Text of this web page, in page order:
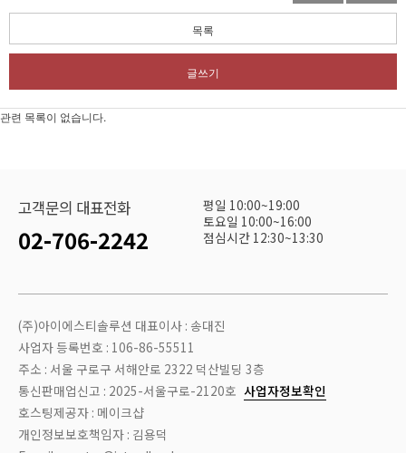
목록
글쓰기
관련 목록이 없습니다.
고객문의 대표전화
02-706-2242
평일 10:00~19:00
토요일 10:00~16:00
점심시간 12:30~13:30
(주)아이에스티솔루션 대표이사 : 송대진
사업자 등록번호 : 106-86-55511
주소 : 서울 구로구 서해안로 2322 덕산빌딩 3층
통신판매업신고 : 2025-서울구로-2120호 사업자정보확인
호스팅제공자 : 메이크샵
개인정보보호책임자 : 김용덕